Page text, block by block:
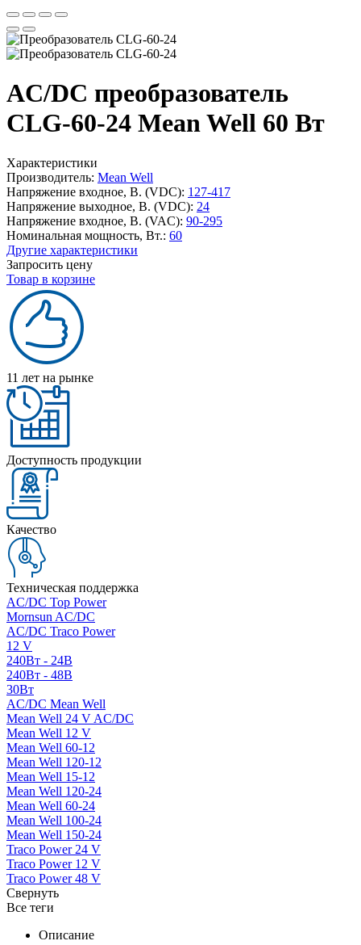
AC/DC преобразователь
CLG-60-24 Mean Well 60 Вт
Характеристики
Производитель: Mean Well
Напряжение входное, В. (VDC): 127-417
Напряжение выходное, В. (VDC): 24
Напряжение входное, В. (VAC): 90-295
Номинальная мощность, Вт.: 60
Другие характеристики
Запросить цену
Товар в корзине
11 лет на рынке
Доступность продукции
Качество
Техническая поддержка
AC/DC Top Power
Mornsun AC/DC
AC/DC Traco Power
12 V
240Вт - 24В
240Вт - 48В
30Вт
AC/DC Mean Well
Mean Well 24 V AC/DC
Mean Well 12 V
Mean Well 60-12
Mean Well 120-12
Mean Well 15-12
Mean Well 120-24
Mean Well 60-24
Mean Well 100-24
Mean Well 150-24
Traco Power 24 V
Traco Power 12 V
Traco Power 48 V
Свернуть
Все теги
Описание